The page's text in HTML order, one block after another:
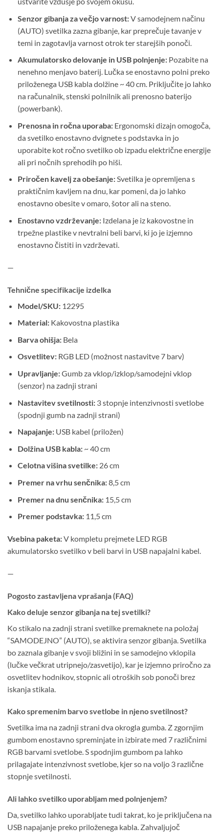
Senzor gibanja za večjo varnost:V samodejnem načinu
(AUTO) svetilka zazna gibanje, kar preprečuje tavanje v
temi in zagotavlja varnost otrok ter starejših ponoči.
Akumulatorsko delovanje in USB polnjenje:Pozabite na
nenehno menjavo baterij. Lučka se enostavno polni preko
priloženega USB kabla dolžine ~ 40 cm. Priključite jo lahko
na računalnik, stenski polnilnik ali prenosno baterijo
(powerbank).
Prenosna in ročna uporaba:Ergonomski dizajn omogoča,
da svetilko enostavno dvignete s podstavka in jo
uporabite kot ročno svetilko ob izpadu električne energije
ali pri nočnih sprehodih po hiši.
Priročen kavelj za obešanje:Svetilka je opremljena s
praktičnim kavljem na dnu, kar pomeni, da jo lahko
enostavno obesite v omaro, šotor ali na steno.
Enostavno vzdrževanje:Izdelana je iz kakovostne in
trpežne plastike v nevtralni beli barvi, ki jo je izjemno
enostavno čistiti in vzdrževati.
—
Tehnične specifikacije izdelka
Model/SKU:12295
Material:Kakovostna plastika
Barva ohišja:Bela
Osvetlitev:RGB LED (možnost nastavitve 7 barv)
Upravljanje:Gumb za vklop/izklop/samodejni vklop
(senzor) na zadnji strani
Nastavitev svetilnosti:3 stopnje intenzivnosti svetlobe
(spodnji gumb na zadnji strani)
Napajanje:USB kabel (priložen)
Dolžina USB kabla:~ 40 cm
Celotna višina svetilke:26 cm
Premer na vrhu senčnika:8,5 cm
Premer na dnu senčnika:15,5 cm
Premer podstavka:11,5 cm
Vsebina paketa:V kompletu prejmete LED RGB
akumulatorsko svetilko v beli barvi in USB napajalni kabel.
—
Pogosto zastavljena vprašanja (FAQ)
Kako deluje senzor gibanja na tej svetilki?
Ko stikalo na zadnji strani svetilke premaknete na položaj
“SAMODEJNO” (AUTO), se aktivira senzor gibanja. Svetilka
bo zaznala gibanje v svoji bližini in se samodejno vklopila
(lučke večkrat utripnejo/zasvetijo), kar je izjemno priročno za
osvetlitev hodnikov, stopnic ali otroških sob ponoči brez
iskanja stikala.
Kako spremenim barvo svetlobe in njeno svetilnost?
Svetilka ima na zadnji strani dva okrogla gumba. Z zgornjim
gumbom enostavno spreminjate in izbirate med 7 različnimi
RGB barvami svetlobe. S spodnjim gumbom pa lahko
prilagajate intenzivnost svetlobe, kjer so na voljo 3 različne
stopnje svetilnosti.
Ali lahko svetilko uporabljam med polnjenjem?
Da, svetilko lahko uporabljate tudi takrat, ko je priključena na
USB napajanje preko priloženega kabla. Zahvaljujoč